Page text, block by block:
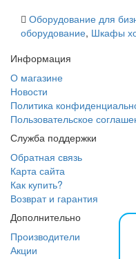
Оборудование для
оборудование, Шкафы
Информация
О магазине
Новости
Политика
Пользовательское
Служба поддержки
Обратная связь
Карта сайта
Как купить?
Возврат и гарантия
Дополнительно
Производители
Акции